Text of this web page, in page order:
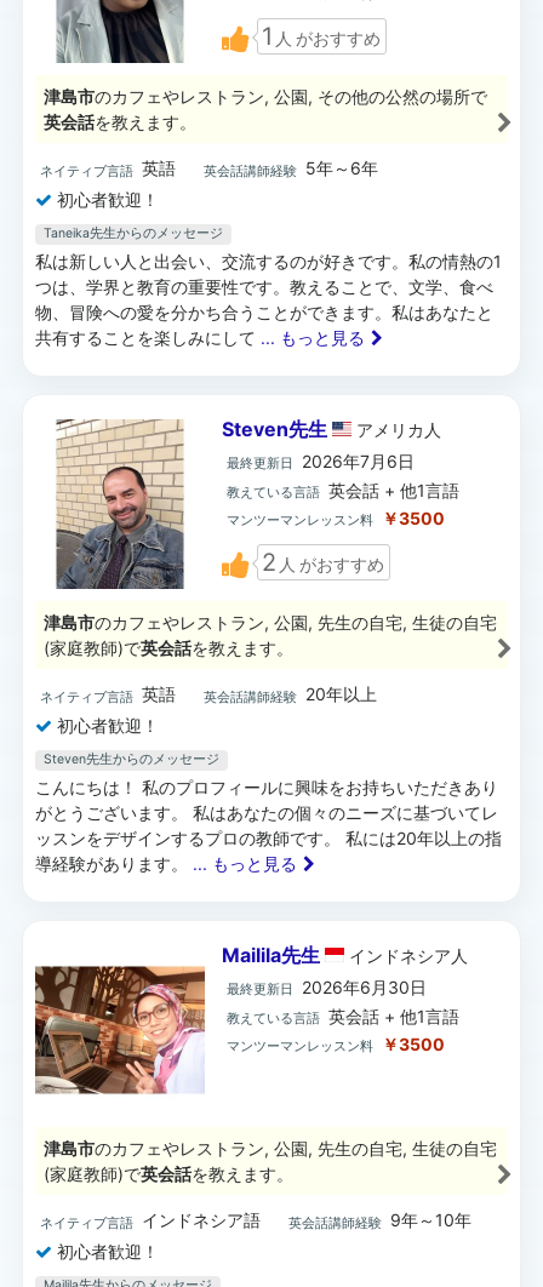
1 人 がおすすめ
津島市のカフェやレストラン, 公園, その他の公然の場所で
英会話を教えます。
ネイティブ言語 英語 英会話講師経験
5年～6年
初心者歓迎！
Taneika先生からのメッセージ
私は新しい人と出会い、交流するのが好きです。私の情熱の1
つは、学界と教育の重要性です。教えることで、文学、食べ
物、冒険への愛を分かち合うことができます。私はあなたと
共有することを楽しみにして ... もっと見る
Steven先生 アメリカ 人
最終更新日 2026年7月6日
教えている言語 英会話 + 他1言語
マンツーマンレッスン料 ￥3500
2 人 がおすすめ
津島市のカフェやレストラン, 公園, 先生の自宅, 生徒の自宅
(家庭教師)で英会話を教えます。
ネイティブ言語 英語 英会話講師経験
20年以上
初心者歓迎！
Steven先生からのメッセージ
こんにちは！ 私のプロフィールに興味をお持ちいただきあり
がとうございます。 私はあなたの個々のニーズに基づいてレ
ッスンをデザインするプロの教師です。 私には20年以上の指
導経験があります。 ... もっと見る
Mailila先生 インドネシア 人
最終更新日 2026年6月30日
教えている言語 英会話 + 他1言語
マンツーマンレッスン料 ￥3500
津島市のカフェやレストラン, 公園, 先生の自宅, 生徒の自宅
(家庭教師)で英会話を教えます。
ネイティブ言語 インドネシア語 英会話講師経験
9年～10年
初心者歓迎！